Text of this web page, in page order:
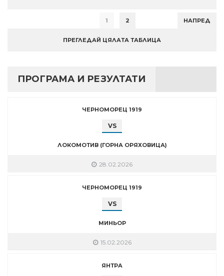
1 2 НАПРЕД
ПРЕГЛЕДАЙ ЦЯЛАТА ТАБЛИЦА
ПРОГРАМА И РЕЗУЛТАТИ
ЧЕРНОМОРЕЦ 1919
VS
ЛОКОМОТИВ (ГОРНА ОРЯХОВИЦА)
28.02.2026
ЧЕРНОМОРЕЦ 1919
VS
МИНЬОР
15.02.2026
ЯНТРА